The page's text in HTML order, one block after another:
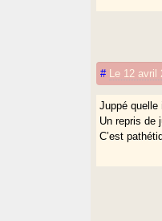
# Le 12 avril
Juppé quelle
Un repris de
C’est